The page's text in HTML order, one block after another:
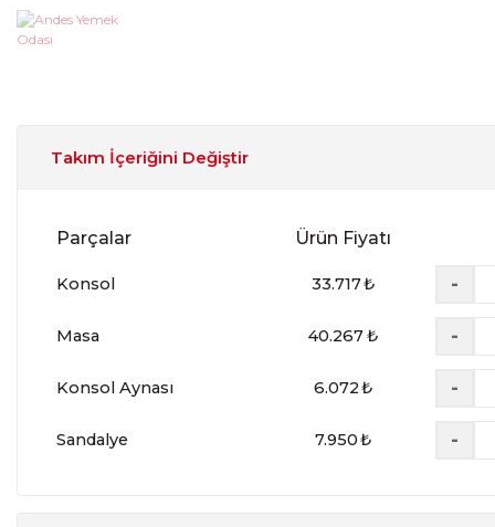
Takım İçeriğini Değiştir
Parçalar Ürün Fiyatı
Konsol 33.717₺ -
Masa 40.267₺ -
Konsol Aynası 6.072₺ -
Sandalye 7.950₺ -